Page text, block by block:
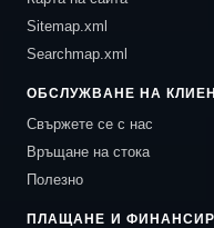
Sitemap.xml
Searchmap.xml
ОБСЛУЖВАНЕ НА
Свържете се с нас
Връщане на стока
Полезно
ПЛАЩАНЕ И